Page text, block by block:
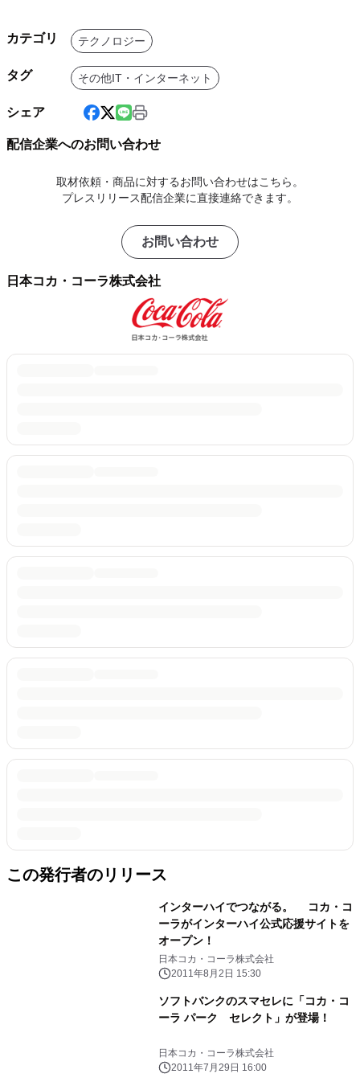
カテゴリ テクノロジー
タグ その他IT・インターネット
シェア
配信企業へのお問い合わせ
取材依頼・商品に対するお問い合わせはこちら。
プレスリリース配信企業に直接連絡できます。
お問い合わせ
日本コカ・コーラ株式会社
この発行者のリリース
インターハイでつながる。 コカ・コ
ーラがインターハイ公式応援サイトを
オープン！
日本コカ・コーラ株式会社
2011年8月2日 15:30
ソフトバンクのスマセレに「コカ・コ
ーラ パーク セレクト」が登場！
日本コカ・コーラ株式会社
2011年7月29日 16:00